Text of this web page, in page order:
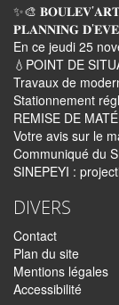
✨🎨 𝐁𝐎𝐔𝐋𝐄𝐕’𝐀𝐑𝐓
𝐏𝐋𝐀𝐍𝐍𝐈𝐍𝐆
En ce jeudi 25
💧POINT DE
Travaux de
Stationnement
REMISE DE
Votre avis sur le
Communiqué du
SINEPEYI :
DIVERS
Contact
Plan du site
Mentions légales
Accessibilité